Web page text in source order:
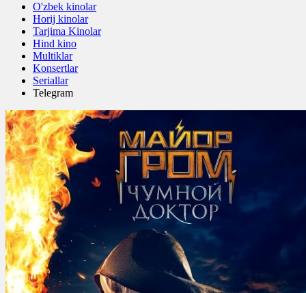
O'zbek kinolar
Horij kinolar
Tarjima Kinolar
Hind kino
Multiklar
Konsertlar
Seriallar
Telegram